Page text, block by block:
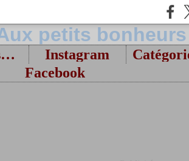
Bienvenue et présentation Instagram
Facebook